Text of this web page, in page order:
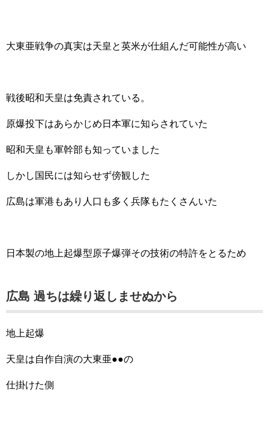
大東亜戦争の真実は天皇と英米が仕組んだ可能性が高い
戦後昭和天皇は免責されている。
原爆投下はあらかじめ日本軍に知らされていた
昭和天皇も軍幹部も知っていました
しかし国民には知らせず傍観した
広島は軍港もあり人口も多く兵隊もたくさんいた
日本製の地上起爆型原子爆弾その技術の特許をとるため
広島 過ちは繰り返しませぬから
地上起爆
天皇は自作自演の大東亜●●の
仕掛けた側